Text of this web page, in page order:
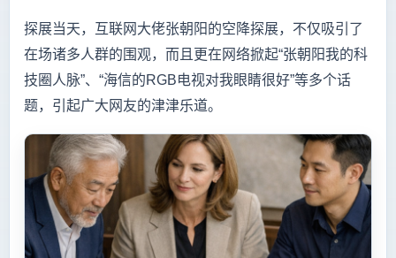
探展当天，互联网大佬张朝阳的空降探展，不仅吸引了
在场诸多人群的围观，而且更在网络掀起“张朝阳我的科
技圈人脉”、“海信的RGB电视对我眼睛很好”等多个话
题，引起广大网友的津津乐道。